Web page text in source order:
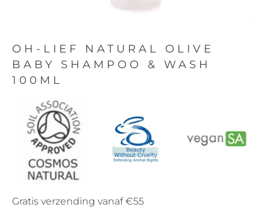
OH-LIEF NATURAL OLIVE
BABY SHAMPOO & WASH
100ML
Gratis verzending vanaf €55